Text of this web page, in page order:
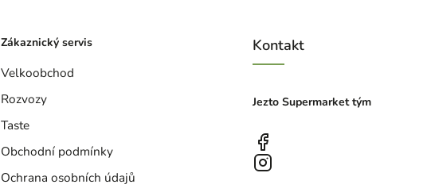
Zákaznický servis
Velkoobchod
Rozvozy
Taste
Obchodní podmínky
Ochrana osobních údajů
Kontakt
Jezto Supermarket tým